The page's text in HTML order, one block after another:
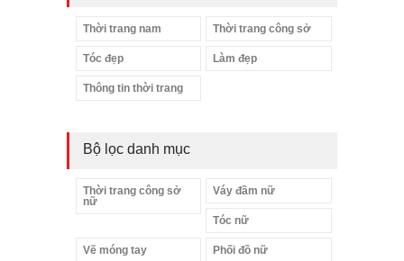
Thời trang nam Thời trang công sở
Tóc đẹp Làm đẹp
Thông tin thời trang
Bộ lọc danh mục
Thời trang công sở
nữ
Váy đầm nữ
Tóc nữ
Vẽ móng tay Phối đồ nữ